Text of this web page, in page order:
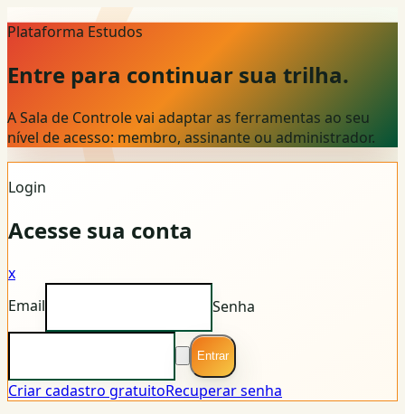
Plataforma Estudos
Entre para continuar sua trilha.
A Sala de Controle vai adaptar as ferramentas ao seu
nível de acesso: membro, assinante ou administrador.
Login
Acesse sua conta
x
Email
Senha
Entrar
Criar cadastro gratuitoRecuperar senha